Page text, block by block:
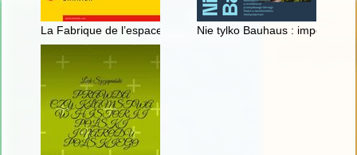
La Fabrique de l’espace religieux (Xe - XVIe siècle)
Nie tylko Bauhaus : imperatyw